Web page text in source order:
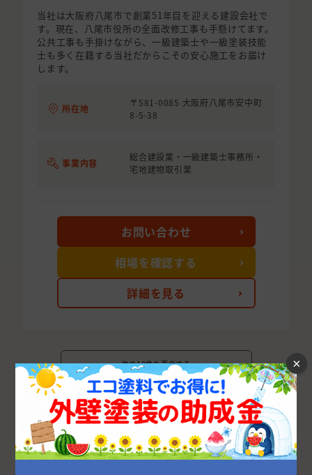
当社は大阪府八尾市で創業51年目を迎える建設会社で
す。現在、八尾市役所の全面改修工事も手懸けてます。
公共工事も手掛けながら、一級建築士や一級塗装技能
士も多く在籍する当社だからこその安心施工をお届け
します。
所在地
〒581-0085 大阪府八尾市安中町
8-5-38
事業内容
総合建設業・一級建築士事務所・
宅地建物取引業
詳細を見る
お問い合わせ
相場を確認する
次の10件を表示する
大阪府の市区町村から外壁塗装業者を探す
×